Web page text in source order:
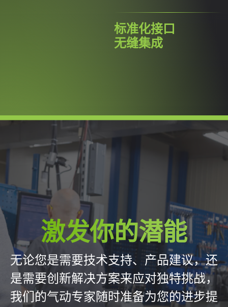
标准化接口
无缝集成
激发你的潜能
无论您是需要技术支持、产品建议，还
是需要创新解决方案来应对独特挑战，
我们的气动专家随时准备为您的进步提